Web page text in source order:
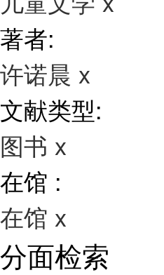
著者:
许诺晨 x
文献类型:
图书 x
在馆 :
在馆 x
分面检索